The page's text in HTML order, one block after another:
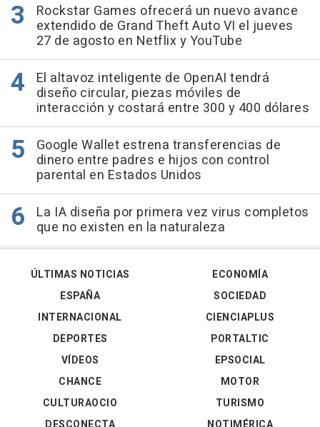
Rockstar Games ofrecerá un nuevo avance
extendido de Grand Theft Auto VI el jueves
27 de agosto en Netflix y YouTube
El altavoz inteligente de OpenAI tendrá
diseño circular, piezas móviles de
interacción y costará entre 300 y 400 dólares
Google Wallet estrena transferencias de
dinero entre padres e hijos con control
parental en Estados Unidos
La IA diseña por primera vez virus completos
que no existen en la naturaleza
ÚLTIMAS NOTICIAS
ESPAÑA
INTERNACIONAL
DEPORTES
VÍDEOS
ECONOMÍA
SOCIEDAD
CIENCIAPLUS
PORTALTIC
EPSOCIAL
CHANCE
CULTURAOCIO
MOTOR
TURISMO